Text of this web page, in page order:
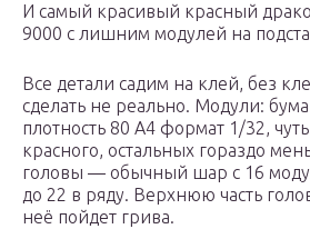
И самый красивый красный
9000 с лишним модулей на
Все детали садим на клей, без
сделать не реально. Модули:
плотность 80 А4 формат 1/32,
красного, остальных гораздо
головы — обычный шар с 16
до 22 в ряду. Верхнюю часть
неё пойдет грива.